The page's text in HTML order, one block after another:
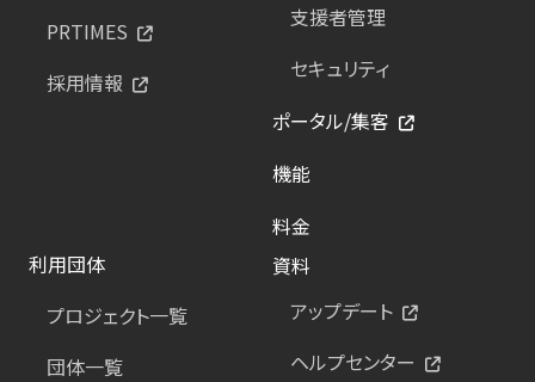
PRTIMES
採用情報
支援者管理
セキュリティ
ポータル/集客
機能
料金
利用団体
プロジェクト一覧
団体一覧
資料
アップデート
ヘルプセンター